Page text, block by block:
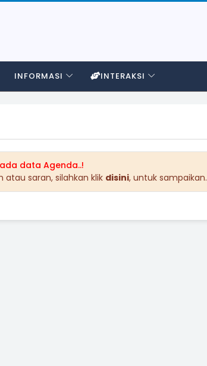
INFORMASI INTERAKSI
data Agenda..!
atau saran, silahkan klik disini, untuk sampaikan.